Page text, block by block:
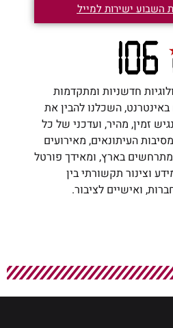
השבוע ישירות למייל
חדשניות ומתקדמות
השכלנו להבין את
זמין, מהיר, ועדכני של כל
העיתונאים, מאירועים
בארץ, ומאידך פורטל
וצינור תקשורתי בין
ואישיים לציבור.